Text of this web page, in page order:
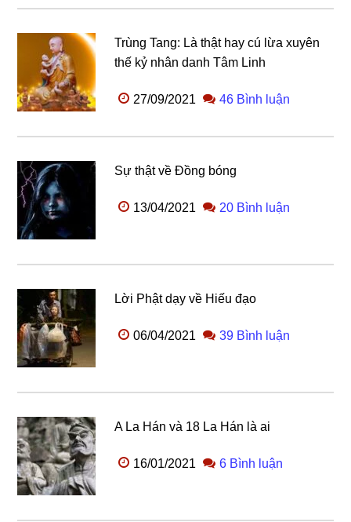
Trùng Tang: Là thật hay cú lừa xuyên
thế kỷ nhân danh Tâm Linh
27/09/2021 46 Bình luận
Sự thật về Đồng bóng
13/04/2021 20 Bình luận
Lời Phật dạy về Hiếu đạo
06/04/2021 39 Bình luận
A La Hán và 18 La Hán là ai
16/01/2021 6 Bình luận